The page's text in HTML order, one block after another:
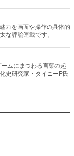
力を画面や操作の具体的
な評論連載です。
ムにまつわる言葉の起
史研究家・タイニーP氏